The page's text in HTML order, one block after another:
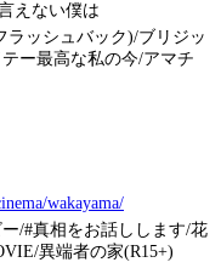
えない僕は
ッシュバック)/ブリジッ
ー最高な私の今/アマチ
wakayama/
/#真相をお話しします/花
異端者の家(R15+)